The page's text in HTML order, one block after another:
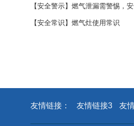
画，居家必备
【安全警示】燃气泄漏需警惕，
上您受益
【安全常识】燃气灶使用常识
友情链接： 友情链接3 友